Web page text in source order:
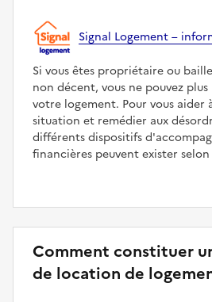
Signal Logement –
Si vous êtes propriétaire ou
non décent, vous ne pouvez
votre logement. Pour vous aider
situation et remédier aux
différents dispositifs
financières peuvent exister
Comment constituer
de location de